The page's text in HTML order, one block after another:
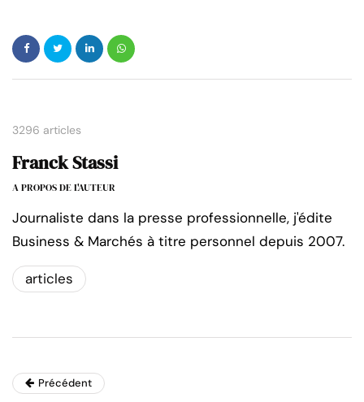
3296 articles
Franck Stassi
A PROPOS DE L'AUTEUR
Journaliste dans la presse professionnelle, j'édite
Business & Marchés à titre personnel depuis 2007.
articles
Précédent